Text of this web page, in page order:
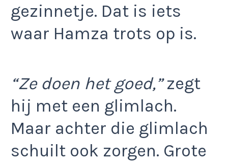
gezinnetje. Dat is iets
waar Hamza trots op is.
“Ze doen het goed,”zegt
hij met een glimlach.
Maar achter die glimlach
schuilt ook zorgen. Grote